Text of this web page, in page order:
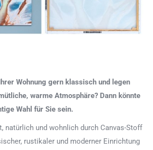
Wohnung gern klassisch und legen
warme Atmosphäre? Dann könnte
Wahl für Sie sein.
natürlich und wohnlich durch Canvas-Stoff
rustikaler und moderner Einrichtung